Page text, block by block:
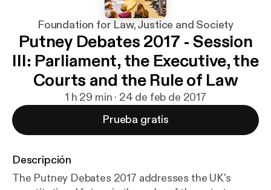
Foundation for Law, Justice and Society
Putney Debates 2017 - Session
III: Parliament, the Executive, the
Courts and the Rule of Law
1 h 29 min · 24 de feb de 2017
Prueba gratis
Descripción
The Putney Debates 2017 addresses the UK's